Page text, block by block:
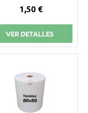
1,50 €
VER DETALLES